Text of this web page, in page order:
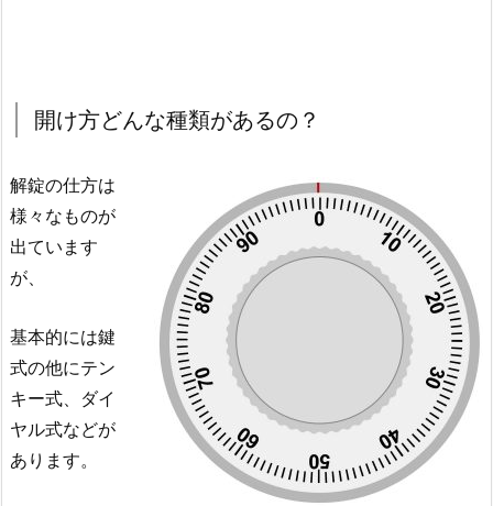
開け方どんな種類があるの？
解錠の仕方は
様々なものが
出ています
が、
基本的には鍵
式の他にテン
キー式、ダイ
ヤル式などが
あります。